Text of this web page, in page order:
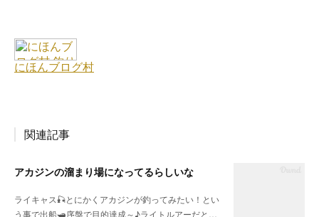
関連記事
アカジンの溜まり場になってるらしいな
ライキャス🎣とにかくアカジンが釣ってみたい！とい
う事で出船🛥序盤で目的達成～♪ライトルアーだと…